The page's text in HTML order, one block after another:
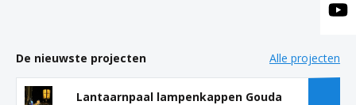
De nieuwste projecten Alle projecten
Lantaarnpaal lampenkappen Gouda